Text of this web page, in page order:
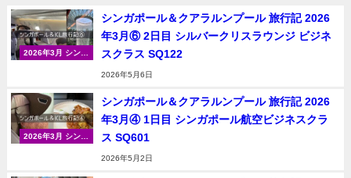
2026年3月 シンガ
シンガポール＆クアラルンプール 旅行記 2026
年3月⑥ 2日目 シルバークリスラウンジ ビジネ
スクラス SQ122
2026年5月6日
2026年3月 シンガ
シンガポール＆クアラルンプール 旅行記 2026
年3月④ 1日目 シンガポール航空ビジネスクラ
ス SQ601
2026年5月2日